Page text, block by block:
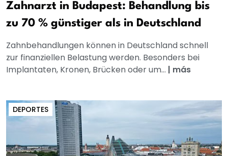
Zahnarzt in Budapest: Behandlung bis
zu 70 % günstiger als in Deutschland
Zahnbehandlungen können in Deutschland schnell
zur finanziellen Belastung werden. Besonders bei
Implantaten, Kronen, Brücken oder um... | más
DEPORTES